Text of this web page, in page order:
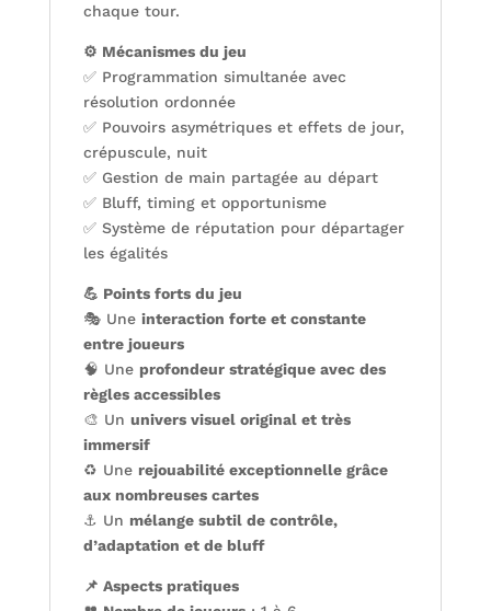
chaque tour.
⚙️ Mécanismes du jeu
✅ Programmation simultanée avec
résolution ordonnée
✅ Pouvoirs asymétriques et effets de jour,
crépuscule, nuit
✅ Gestion de main partagée au départ
✅ Bluff, timing et opportunisme
✅ Système de réputation pour départager
les égalités
💪 Points forts du jeu
🎭 Une interaction forte et constante
entre joueurs
🧠 Une profondeur stratégique avec des
règles accessibles
🎨 Un univers visuel original et très
immersif
♻️ Une rejouabilité exceptionnelle grâce
aux nombreuses cartes
⚓ Un mélange subtil de contrôle,
d’adaptation et de bluff
📌 Aspects pratiques